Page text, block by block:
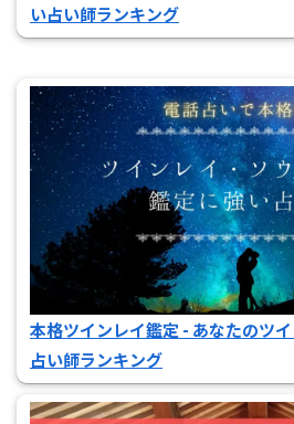
い占い師ランキング
本格ツインレイ鑑定 - あなたのツ
占い師ランキング